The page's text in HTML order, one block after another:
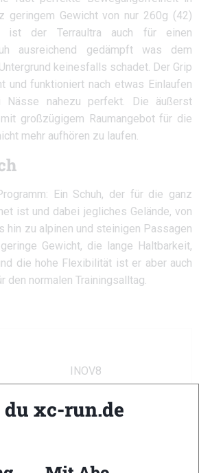
geringem Gewicht von nur 260g (42)
ist der Terraultra auch für einen
ausreichend gedämpft was dem
keinesfalls schadet. Der Grip
und funktioniert nach etwas Einlaufen
nahezu perfekt. Die äußerst
großzügigem Raumangebot für die
mehr aufhören zu laufen.
Ein Schuh, der für die ganz
ist und dabei jegliches Gelände, von
hin zu alpinen und steinigen Passagen
Gewicht, die lange Haltbarkeit,
die hohe Flexibilität ist er aber auch
den normalen Trainingsalltag.
INOV8
Terraultra G 260
xc-run.de